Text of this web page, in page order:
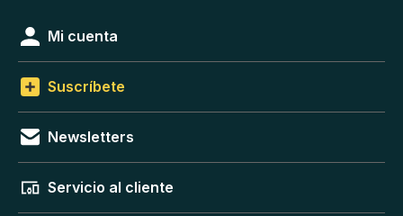
Mi cuenta
Suscríbete
Newsletters
Servicio al cliente